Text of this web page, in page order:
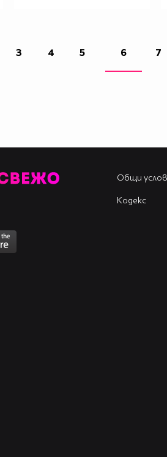
3 4 5 6 7
Общи
Кодекс